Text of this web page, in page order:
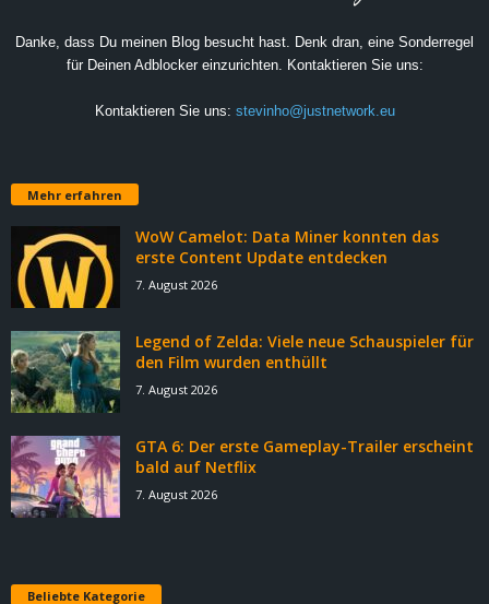
Danke, dass Du meinen Blog besucht hast. Denk dran, eine Sonderregel
für Deinen Adblocker einzurichten. Kontaktieren Sie uns:
Kontaktieren Sie uns: stevinho@justnetwork.eu
Mehr erfahren
WoW Camelot: Data Miner konnten das
erste Content Update entdecken
7. August 2026
Legend of Zelda: Viele neue Schauspieler für
den Film wurden enthüllt
7. August 2026
GTA 6: Der erste Gameplay-Trailer erscheint
bald auf Netflix
7. August 2026
Beliebte Kategorie